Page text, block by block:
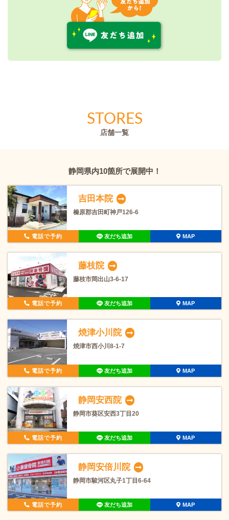
STORES
店舗一覧
静岡県内10箇所で展開中！
吉田本院
榛原郡吉田町神戸126-6
電話で予約 友だち追加 MAP
藤枝院
藤枝市岡出山3-6-17
電話で予約 友だち追加 MAP
焼津小川院
焼津市西小川8-1-7
電話で予約 友だち追加 MAP
静岡安西院
静岡市葵区安西3丁目20
電話で予約 友だち追加 MAP
静岡安倍川院
静岡市駿河区丸子1丁目6-64
電話で予約 友だち追加 MAP